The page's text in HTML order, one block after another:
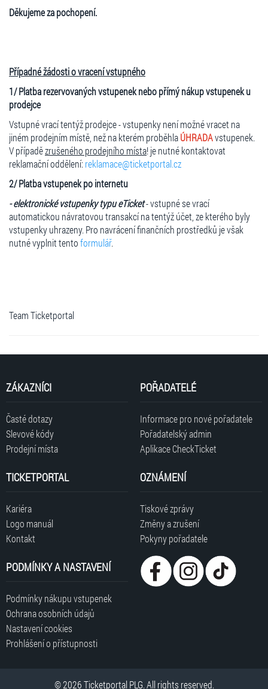
Děkujeme za pochopení.
Případné žádosti o vracení vstupného
1/ Platba rezervovaných vstupenek nebo přímý nákup vstupenek u
prodejce
Vstupné vrací tentýž prodejce - vstupenky není možné vracet na
jiném prodejním místě, než na kterém proběhlaÚHRADAvstupenek.
V případězrušeného prodejního místa! je nutné kontaktovat
reklamační oddělení: reklamace@ticketportal.cz
2/ Platba vstupenek po internetu
- elektronické vstupenky typu eTicket- vstupné se vrací
automatickou návratovou transakcí na tentýž účet, ze kterého byly
vstupenky uhrazeny. Pro navrácení finančních prostředků je však
nutné vyplnit tentoformulář.
Team Ticketportal
ZÁKAZNÍCI
Časté dotazy
Slevové kódy
Prodejní místa
POŘADATELÉ
Informace pro nové pořadatele
Pořadatelský admin
Aplikace CheckTicket
TICKETPORTAL
Kariéra
Logo manuál
Kontakt
OZNÁMENÍ
Tiskové zprávy
Změny a zrušení
Pokyny pořadatele
PODMÍNKY A NASTAVENÍ
Podmínky nákupu vstupenek
Ochrana osobních údajů
Nastavení cookies
Prohlášení o přístupnosti
© 2026 Ticketportal PLG. All rights reserved.